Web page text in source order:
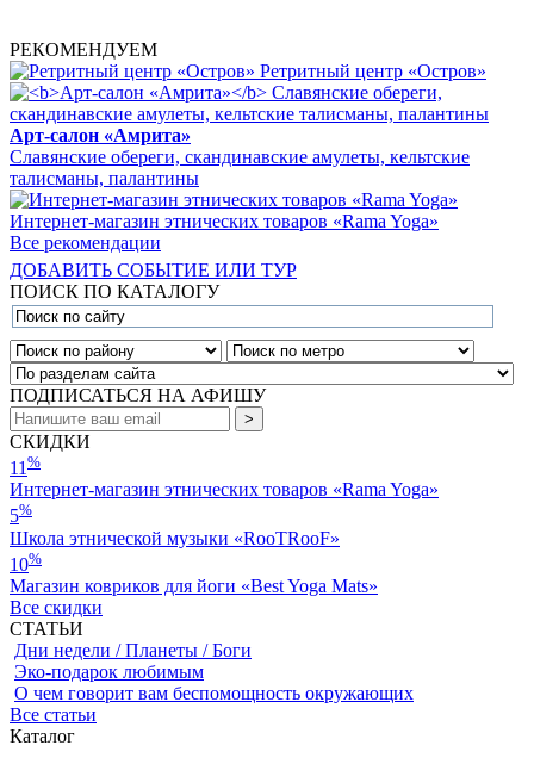
РЕКОМЕНДУЕМ
Ретритный центр «Остров»
Арт-салон «Амрита»
Славянские обереги, скандинавские амулеты, кельтские
талисманы, палантины
Интернет-магазин этнических товаров «Rama Yoga»
Все рекомендации
ДОБАВИТЬ СОБЫТИЕ ИЛИ ТУР
ПОИСК ПО КАТАЛОГУ
ПОДПИСАТЬСЯ НА АФИШУ
СКИДКИ
11 %
Интернет-магазин этнических товаров «Rama Yoga»
5%
Школа этнической музыки «RooTRooF»
10%
Магазин ковриков для йоги «Best Yoga Mats»
Все скидки
СТАТЬИ
Дни недели / Планеты / Боги
Эко-подарок любимым
О чем говорит вам беспомощность окружающих
Все статьи
Каталог